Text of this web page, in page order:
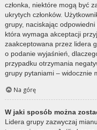
członka, niektóre mogą być
ukrytych członków.
grupy, naciskając
która wymaga akceptacji
zaakceptowana przez lidera
o podanie wyjaśnień,
przypadku otrzymania
grupy pytaniami – widocznie
Na górę
W jaki sposób można
Lidera grupy zazwyczaj